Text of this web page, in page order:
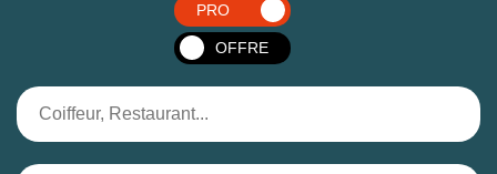
PRO
OFFRE